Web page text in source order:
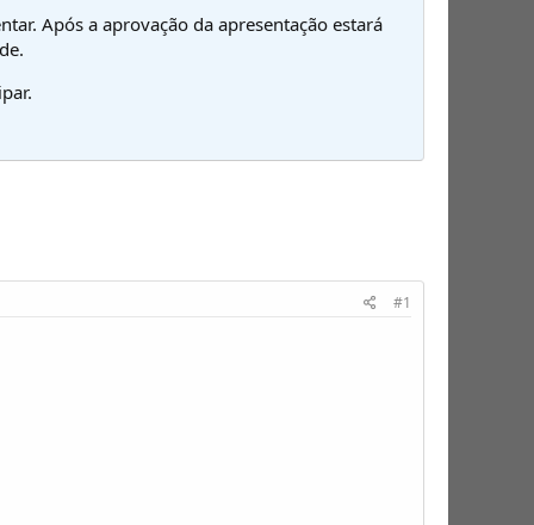
Após a aprovação da apresentação estará
#1